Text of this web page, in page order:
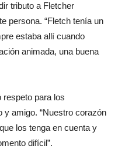
tributo a Fletcher
persona. “Fletch tenía un
estaba allí cuando
animada, una buena
respeto para los
amigo. “Nuestro corazón
los tenga en cuenta y
difícil”.